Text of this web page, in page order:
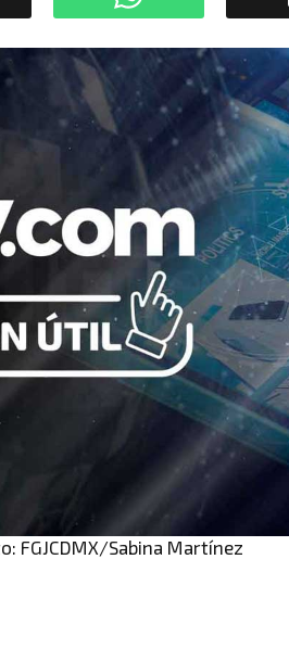
FGJCDMX/Sabina Martínez